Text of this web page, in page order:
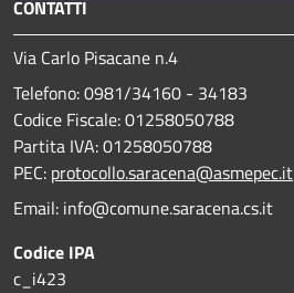
CONTATTI
Via Carlo Pisacane n.4
Telefono: 0981/34160 - 34183
Codice Fiscale: 01258050788
Partita IVA: 01258050788
PEC: protocollo.saracena@asmepec.it
Email: info@comune.saracena.cs.it
Codice IPA
c_i423